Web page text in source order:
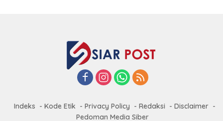
Indeks Kode Etik Privacy Policy Redaksi
Disclaimer
Pedoman Media Siber